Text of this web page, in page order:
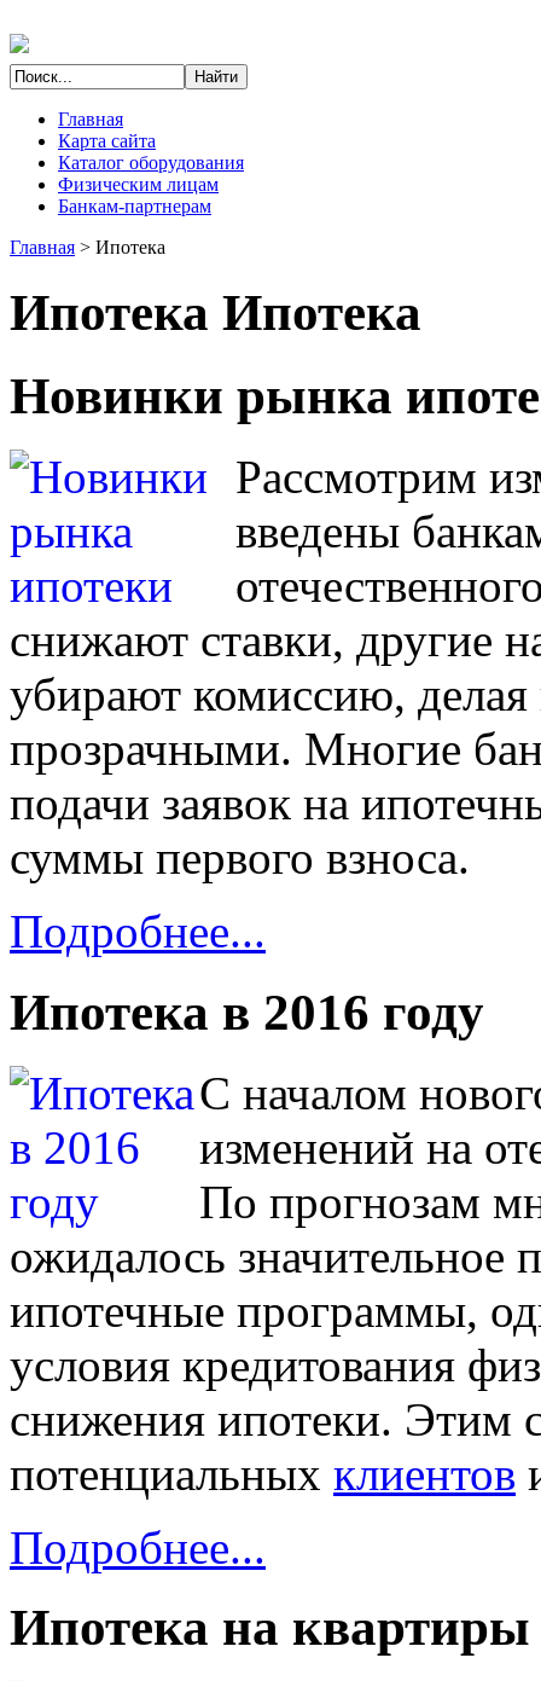
Главная
Карта сайта
Каталог оборудования
Физическим лицам
Банкам-партнерам
Главная > Ипотека
Ипотека Ипотека
Новинки рынка
Рассмотрим
введены
снижают ставки, другие
убирают комиссию,
прозрачными. Многие
подачи заявок на
суммы первого взноса.
Подробнее...
Ипотека в 2016 году
С началом
изменений на
По прогнозам
ожидалось значительное
ипотечные программы,
условия кредитования
снижения ипотеки. Этим
потенциальных клиентов
Подробнее...
Ипотека на